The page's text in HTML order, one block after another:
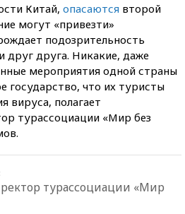
Китай, опасаются второй
могут «привезти»
подозрительность
друг друга. Никакие, даже
мероприятия одной страны
государство, что их туристы
вируса, полагает
турассоциации «Мир без
турассоциации «Мир